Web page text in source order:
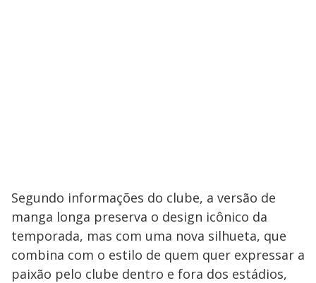
Segundo informações do clube, a versão de
manga longa preserva o design icônico da
temporada, mas com uma nova silhueta, que
combina com o estilo de quem quer expressar a
paixão pelo clube dentro e fora dos estádios,